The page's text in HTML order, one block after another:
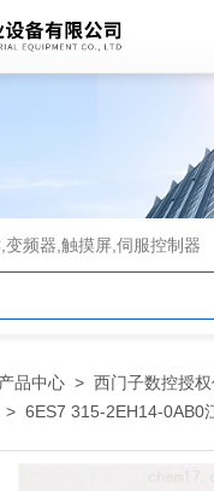
变频器,触摸屏,伺服控制器
产品中心 >西门子数控授
> 6ES7 315-2EH14-0AB0